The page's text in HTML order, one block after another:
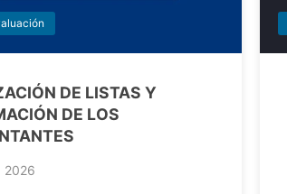
DE LISTAS Y
DE LOS
2026